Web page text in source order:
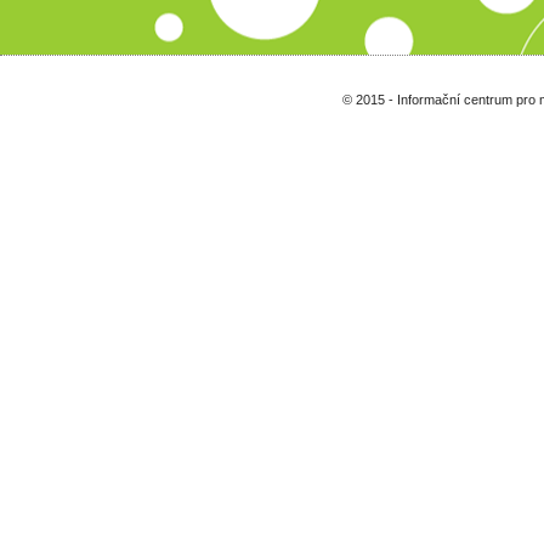
© 2015 - Informační centrum pro